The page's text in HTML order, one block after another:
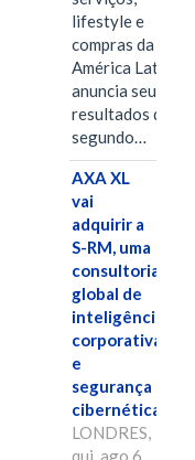
lifestyle e
compras da
América Latina
anuncia seus
resultados do
segundo…
AXA XL
vai
adquirir a
S-RM, uma
consultoria
global de
inteligência
corporativa
e
segurança
cibernética
LONDRES,
qui, ago 6